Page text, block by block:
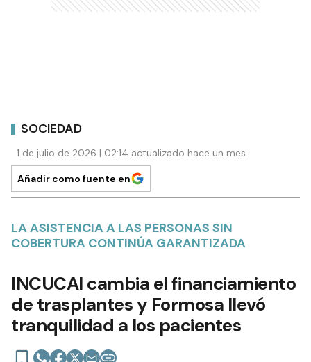
SOCIEDAD
1 de julio de 2026 | 02:14 actualizado hace un mes
Añadir como fuente en
LA ASISTENCIA A LAS PERSONAS SIN
COBERTURA CONTINÚA GARANTIZADA
INCUCAI cambia el financiamiento
de trasplantes y Formosa llevó
tranquilidad a los pacientes